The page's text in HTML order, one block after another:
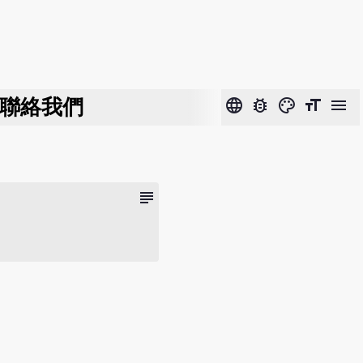
絡我們 language bug_report color_lens format_size menu
subject